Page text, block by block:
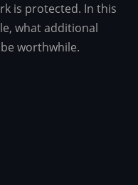
is protected. In this
what additional
worthwhile.